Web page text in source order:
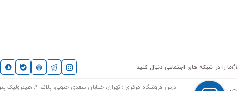
ما را در شبکه های اجتماعی دنبال کنید
آدرس فروشگاه مرکزی : تهران، خیابان سعدی جنوبی، پلاک 4. هیدرولیک پنوماتیک حامد